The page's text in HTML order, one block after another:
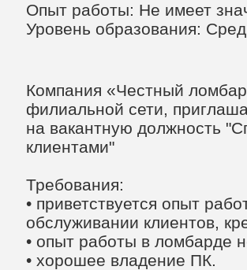
Опыт работы: Не имеет
Уровень образования:
Компания «Честный
филиальной сети,
на вакантную должность
клиентами"
Требования:
• приветствуется опыт
обслуживании клиентов,
• опыт работы в ломбарде
• хорошее владение ПК.